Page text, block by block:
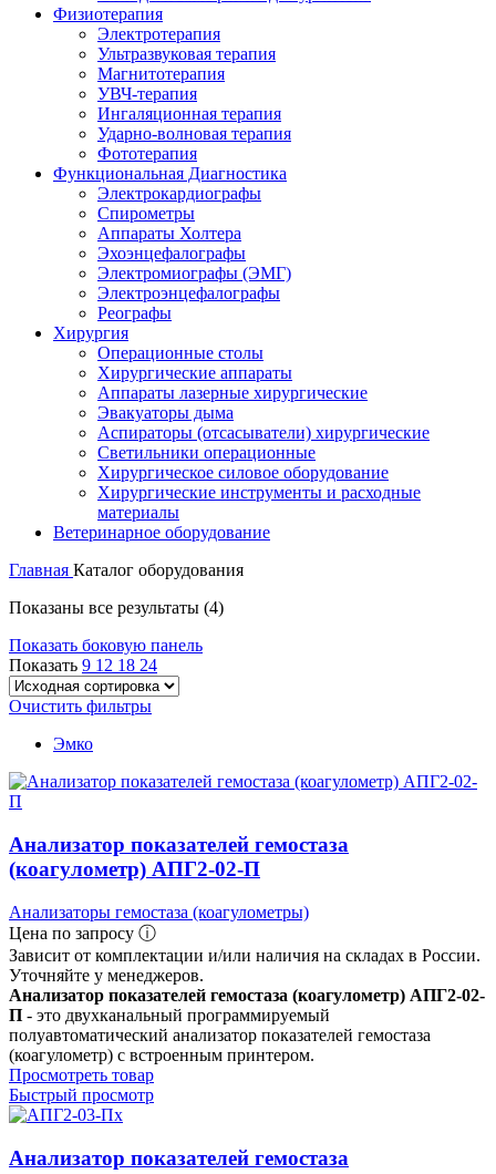
Физиотерапия
Электротерапия
Ультразвуковая терапия
Магнитотерапия
УВЧ-терапия
Ингаляционная терапия
Ударно-волновая терапия
Фототерапия
Функциональная Диагностика
Электрокардиографы
Спирометры
Аппараты Холтера
Эхоэнцефалографы
Электромиографы (ЭМГ)
Электроэнцефалографы
Реографы
Хирургия
Операционные столы
Хирургические аппараты
Аппараты лазерные хирургические
Эвакуаторы дыма
Аспираторы (отсасыватели) хирургические
Светильники операционные
Хирургическое силовое оборудование
Хирургические инструменты и расходные
материалы
Ветеринарное оборудование
Главная Каталог оборудования
Показаны все результаты (4)
Показать боковую панель
Показать 9 12 18 24
Очистить фильтры
Эмко
Анализатор показателей гемостаза
(коагулометр) АПГ2-02-П
Анализаторы гемостаза (коагулометры)
Цена по запросу ⓘ
Зависит от комплектации и/или наличия на складах в России.
Уточняйте у менеджеров.
Анализатор показателей гемостаза (коагулометр) АПГ2-02-
П - это двухканальный программируемый
полуавтоматический анализатор показателей гемостаза
(коагулометр) с встроенным принтером.
Просмотреть товар
Быстрый просмотр
Анализатор показателей гемостаза